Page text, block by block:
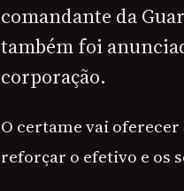
comandante da
também foi
corporação.
O certame vai oferecer
reforçar o efetivo e os